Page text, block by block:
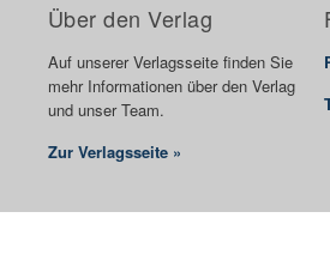
Über den Verlag
Auf unserer Verlagsseite finden Sie
mehr Informationen über den Verlag
und unser Team.
Zur Verlagsseite »